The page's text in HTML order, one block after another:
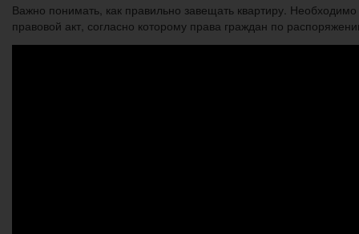
Важно понимать, как правильно завещать квартиру.
правовой акт, согласно которому права граждан по